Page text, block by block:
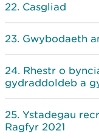
Casgliad
Gwybodaeth
Rhestr o
gydraddoldeb a
Ystadegau
Ragfyr 2021